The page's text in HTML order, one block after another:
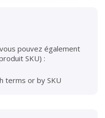
pouvez également
SKU) :
terms or by SKU